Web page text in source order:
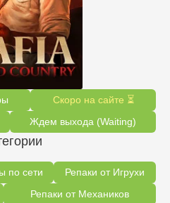
Скоро на сайте ⏳
Ждем выхода (Waiting)
по сети
Репаки от Игрухи
Репаки от Механиков